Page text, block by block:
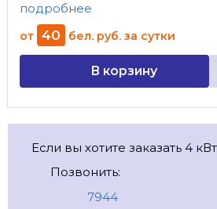
подробнее
от 40 бел. руб. за сутки
В корзину
Если вы хотите заказать 4
Позвонить:
7944